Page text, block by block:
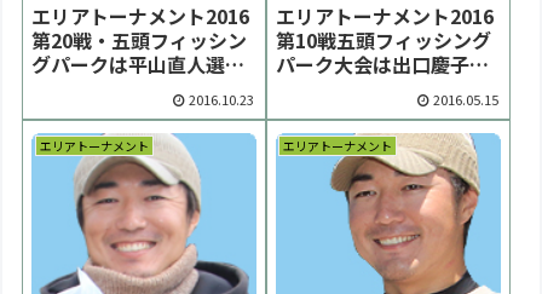
エリアトーナメント2016
第20戦・五頭フィッシン
グパークは平山直人選手
が優勝【大会結果】2016.10.23
エリアトーナメント2016
第10戦五頭フィッシング
パーク大会は出口慶子選
手が優勝【大会結果】
2016.05.15
エリアトーナメント エリアトーナメント